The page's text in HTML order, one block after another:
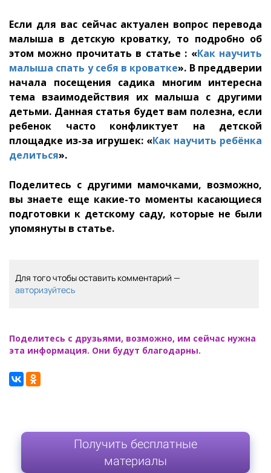
Если для вас сейчас актуален вопрос перевода
малыша в детскую кроватку, то подробно об
этом можно прочитать в статье : «Как научить
малыша спать у себя в кроватке». В преддверии
начала посещения садика многим интересна
тема взаимодействия их малыша с другими
детьми. Данная статья будет вам полезна, если
ребенок часто конфликтует на детской
площадке из-за игрушек: «Как научить ребёнка
делиться».
Поделитесь с другими мамочками, возможно,
вы знаете еще какие-то моменты касающиеся
подготовки к детскому саду, которые не были
упомянуты в статье.
Для того чтобы оставить комментарий —
авторизуйтесь
Поделитесь с друзьями, возможно, им сейчас нужна
эта информация. Они будут благодарны.
Получить бесплатные
материалы